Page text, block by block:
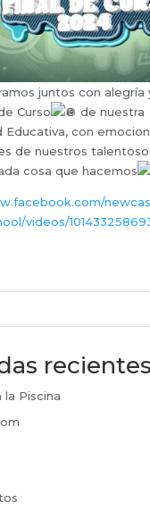
juntos con alegría
Curso
de nuestra
Educativa, con
de nuestros
cosa que hacemos
videos/
recientes
la Piscina